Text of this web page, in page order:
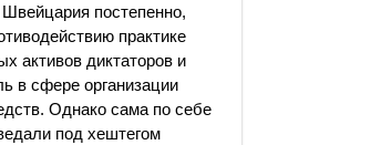
постепенно,
практике
активов диктаторов и
в сфере организации
Однако сама по себе
под хештегом